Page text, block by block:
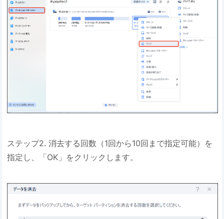
ステップ2. 消去する回数（1回から10回まで指定可能）を
指定し、「OK」をクリックします。